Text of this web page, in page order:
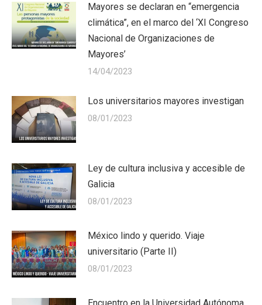
Mayores se declaran en “emergencia
climática”, en el marco del ‘XI Congreso
Nacional de Organizaciones de
Mayores’
14/04/2023
Los universitarios mayores investigan
08/01/2023
Ley de cultura inclusiva y accesible de
Galicia
08/01/2023
México lindo y querido. Viaje
universitario (Parte II)
08/01/2023